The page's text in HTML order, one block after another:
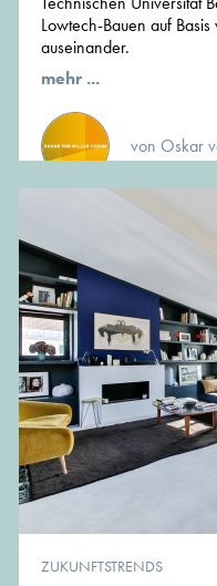
Lowtech-Bauen auf
auseinander.
mehr ...
von Oskar
ZUKUNFTSTRENDS